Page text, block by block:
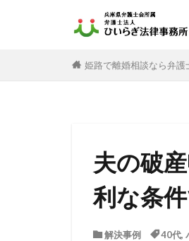
姫路で離婚相談なら弁
夫の破
利な条
解決事例 40代,